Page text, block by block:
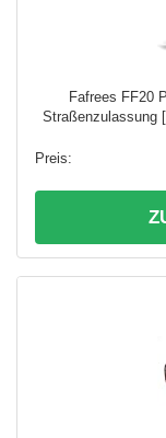
Fafrees FF20
Straßenzulassung